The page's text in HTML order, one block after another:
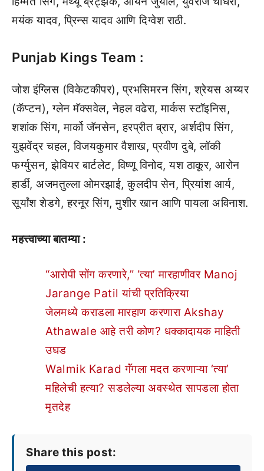
मयंक यादव, प्रिन्स यादव आणि दिग्वेश राठी.
Punjab Kings Team :
जोश इंग्लिस (विकेटकीपर), प्रभसिमरन सिंग, श्रेयस अय्यर
(कॅप्टन), ग्लेन मॅक्सवेल, नेहल वढेरा, मार्कस स्टॉइनिस,
शशांक सिंग, मार्को जॅनसेन, हरप्रीत ब्रार, अर्शदीप सिंग,
युझवेंद्र चहल, विजयकुमार वैशाख, प्रवीण दुबे, लॉकी
फर्ग्युसन, झेवियर बार्टलेट, विष्णू विनोद, यश ठाकूर, आरोन
हार्डी, अजमतुल्ला ओमरझाई, कुलदीप सेन, प्रियांश आर्य,
सूर्यांश शेडगे, हरनूर सिंग, मुशीर खान आणि पायला अविनाश.
महत्त्वाच्या बातम्या :
“आरोपी सोंग करणारे,” ‘त्या’ मारहाणीवर Manoj
Jarange Patil यांची प्रतिक्रिया
जेलमध्ये कराडला मारहाण करणारा Akshay
Athawale आहे तरी कोण? धक्कादायक माहिती
उघड
Walmik Karad गॅंगला मदत करणाऱ्या ‘त्या’
महिलेची हत्या? सडलेल्या अवस्थेत सापडला होता
मृतदेह
Share this post: